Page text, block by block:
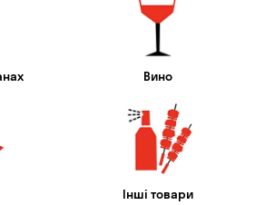
Вино
Інші товари